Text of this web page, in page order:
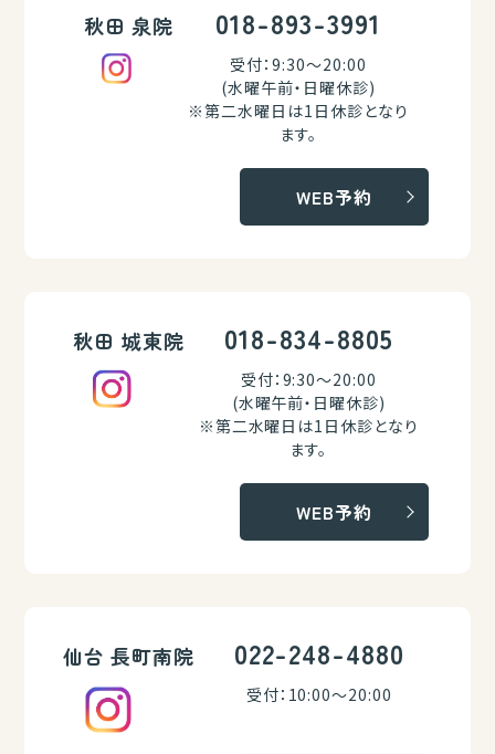
秋田 泉院 018-893-3991
受付：9:30～20:00
(水曜午前・日曜休診)
※第二水曜日は1日休診となり
ます。
WEB予約
秋田 城東院 018-834-8805
受付：9:30～20:00
(水曜午前・日曜休診)
※第二水曜日は1日休診となり
ます。
WEB予約
仙台 長町南院 022-248-4880
受付：10:00～20:00